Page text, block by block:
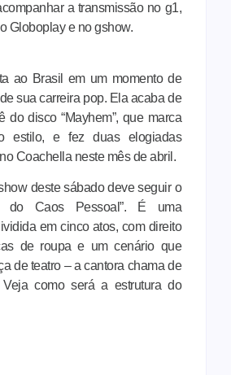
a transmissão no g1,
Globoplay e no gshow.
ao Brasil em um momento de
sua carreira pop. Ela acaba de
do disco “Mayhem”, que marca
estilo, e fez duas elogiadas
Coachella neste mês de abril.
deste sábado deve seguir o
do Caos Pessoal”. É uma
em cinco atos, com direito
de roupa e um cenário que
de teatro – a cantora chama de
Veja como será a estrutura do